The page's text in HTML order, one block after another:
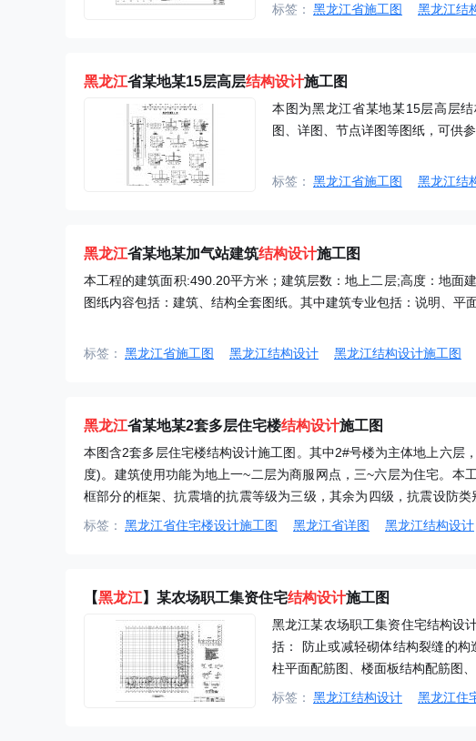
标签： 黑龙江省施工图 黑龙江结
黑龙江省某地某15层高层结构设计施工图
本图为黑龙江省某地某15层高层
图、详图、节点详图等图纸，可供参
标签： 黑龙江省施工图 黑龙江结
黑龙江省某地某加气站建筑结构设计施工图
本工程的建筑面积:490.20平方米；建筑层数：地上二层;高度：地面
图纸内容包括：建筑、结构全套图纸。其中建筑专业包括：说明、平
标签： 黑龙江省施工图 黑龙江结构设计 黑龙江结构设计施工图
黑龙江省某地某2套多层住宅楼结构设计施工图
本图含2套多层住宅楼结构设计施工图。其中2#号楼为主体地上六层
度)。建筑使用功能为地上一~二层为商服网点，三~六层为住宅。
框部分的框架、抗震墙的抗震等级为三级，其余为四级，抗震设防
图、节点详图等图纸...
标签： 黑龙江省住宅楼设计施工图 黑龙江省详图 黑龙江结构设计
【黑龙江】某农场职工集资住宅结构设计施工图
黑龙江某农场职工集资住宅结构设
括： 防止或减轻砌体结构裂缝的
柱平面配筋图、楼面板结构配筋图
标签： 黑龙江结构设计 黑龙江住